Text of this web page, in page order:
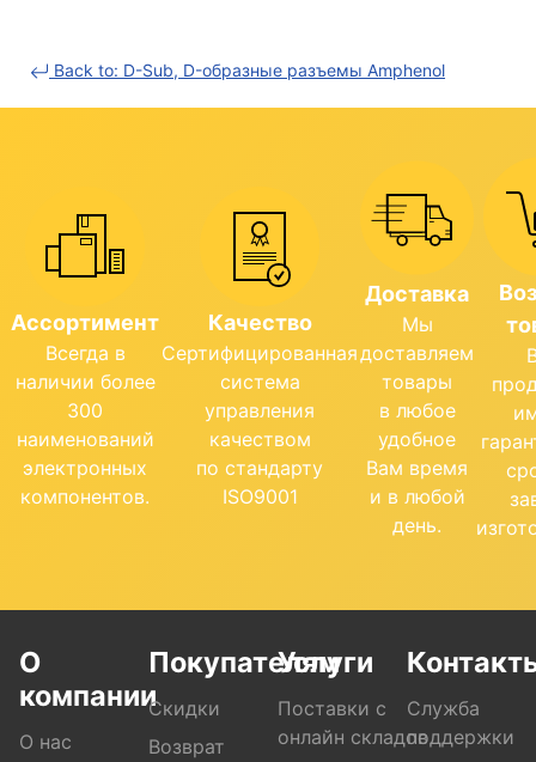
Back to: D-Sub, D-образные разъемы Amphenol
Ассортимент
Всегда в
наличии более
300
наименований
электронных
компонентов.
Качество
Сертифицированная
система
управления
качеством
по стандарту
ISO9001
Доставка
Мы
доставляем
товары
в любое
удобное
Вам время
и в любой
день.
О
компании
О нас
Покупателям
Скидки
Возврат
Услуги
Поставки с
онлайн складов
Служба
поддержки